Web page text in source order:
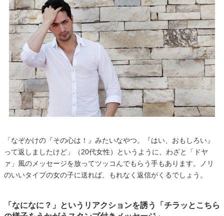
「なぞかけの『その心は！』みたいなやつ。『はい、おもしろい』
って返しましたけど」（20代女性）というように、わざと「ドヤ
ァ」風のメッセージを放ってツッコんでもらう手もあります。ノリ
のいいタイプの女の子に送れば、もれなく返信がくるでしょう。
「なになに？」というリアクションを誘う「チラッとこちら